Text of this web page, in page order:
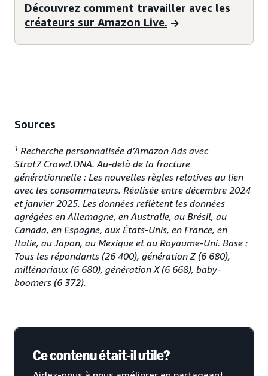
Découvrez comment travailler avec les
créateurs sur Amazon Live.
Sources
1 Recherche personnalisée d’Amazon Ads avec
Strat7 Crowd.DNA. Au-delà de la fracture
générationnelle : Les nouvelles règles relatives au lien
avec les consommateurs. Réalisée entre décembre 2024
et janvier 2025. Les données reflètent les données
agrégées en Allemagne, en Australie, au Brésil, au
Canada, en Espagne, aux États-Unis, en France, en
Italie, au Japon, au Mexique et au Royaume-Uni. Base :
Tous les répondants (26 400), génération Z (6 680),
millénariaux (6 680), génération X (6 668), baby-
boomers (6 372).
Ce contenu était-il utile?